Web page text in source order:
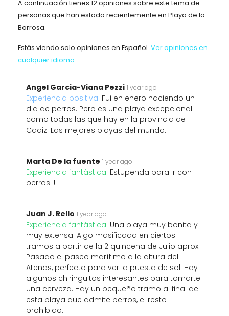
A continuación tienes 12 opiniones sobre este tema de
personas que han estado recientemente en Playa de la
Barrosa.
Estás viendo solo opiniones en Español. Ver opiniones en
cualquier idioma
Angel Garcia-Viana Pezzi 1 year ago
Experiencia positiva: Fui en enero haciendo un
dia de perros. Pero es una playa excepcional
como todas las que hay en la provincia de
Cadiz. Las mejores playas del mundo.
Marta De la fuente 1 year ago
Experiencia fantástica: Estupenda para ir con
perros !!
Juan J. Rello 1 year ago
Experiencia fantástica: Una playa muy bonita y
muy extensa. Algo masificada en ciertos
tramos a partir de la 2 quincena de Julio aprox.
Pasado el paseo marítimo a la altura del
Atenas, perfecto para ver la puesta de sol. Hay
algunos chiringuitos interesantes para tomarte
una cerveza. Hay un pequeño tramo al final de
esta playa que admite perros, el resto
prohibido.